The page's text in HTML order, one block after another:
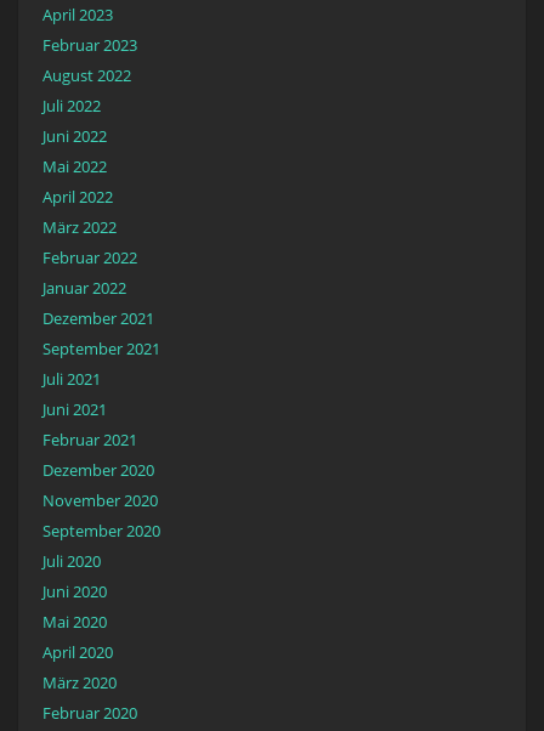
April 2023
Februar 2023
August 2022
Juli 2022
Juni 2022
Mai 2022
April 2022
März 2022
Februar 2022
Januar 2022
Dezember 2021
September 2021
Juli 2021
Juni 2021
Februar 2021
Dezember 2020
November 2020
September 2020
Juli 2020
Juni 2020
Mai 2020
April 2020
März 2020
Februar 2020